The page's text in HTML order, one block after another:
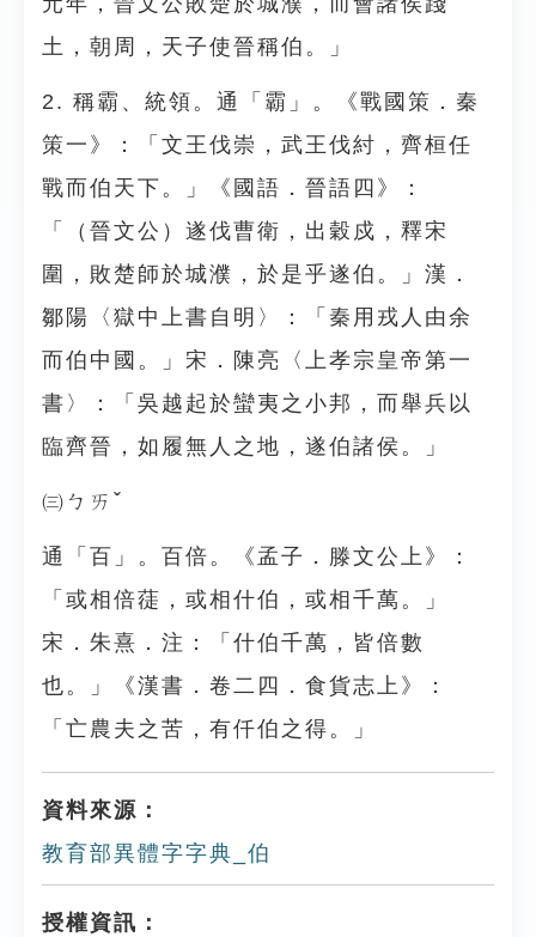
土，朝周，天子使晉稱伯。」
2. 稱霸、統領。通「霸」。《戰國策．秦
策一》：「文王伐崇，武王伐紂，齊桓任
戰而伯天下。」《國語．晉語四》：
「（晉文公）遂伐曹衛，出穀戍，釋宋
圍，敗楚師於城濮，於是乎遂伯。」漢．
鄒陽〈獄中上書自明〉：「秦用戎人由余
而伯中國。」宋．陳亮〈上孝宗皇帝第一
書〉：「吳越起於蠻夷之小邦，而舉兵以
臨齊晉，如履無人之地，遂伯諸侯。」
㈢ㄅㄞˇ
通「百」。百倍。《孟子．滕文公上》：
「或相倍蓗，或相什伯，或相千萬。」
宋．朱熹．注：「什伯千萬，皆倍數
也。」《漢書．卷二四．食貨志上》：
「亡農夫之苦，有仟伯之得。」
資料來源：
教育部異體字字典_伯
授權資訊：